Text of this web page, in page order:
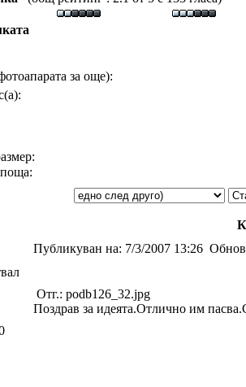
за още):
Публикуван на: 7/3/2007 13:26
Отг.: podb126_32.jpg
Поздрав за идеята.Отлично им